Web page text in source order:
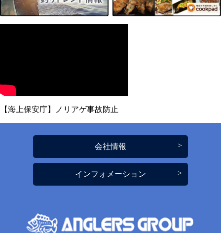
【海上保安庁】ノリアゲ事故防止
会社情報
インフォメーション